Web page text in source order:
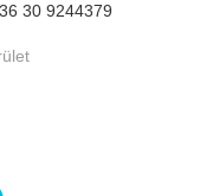
30 9244379